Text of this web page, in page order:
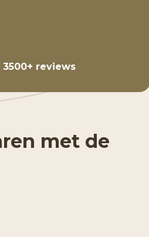
3500+ reviews
met de